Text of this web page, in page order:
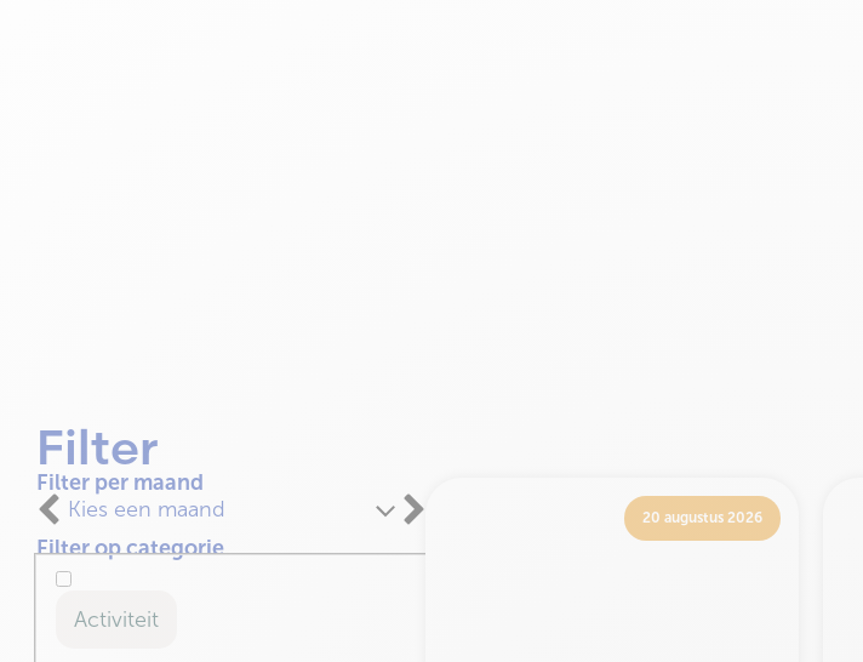
Filter
Filter per maand
Kies een maand
Filter op categorie
Activiteit
20 augustus 2026